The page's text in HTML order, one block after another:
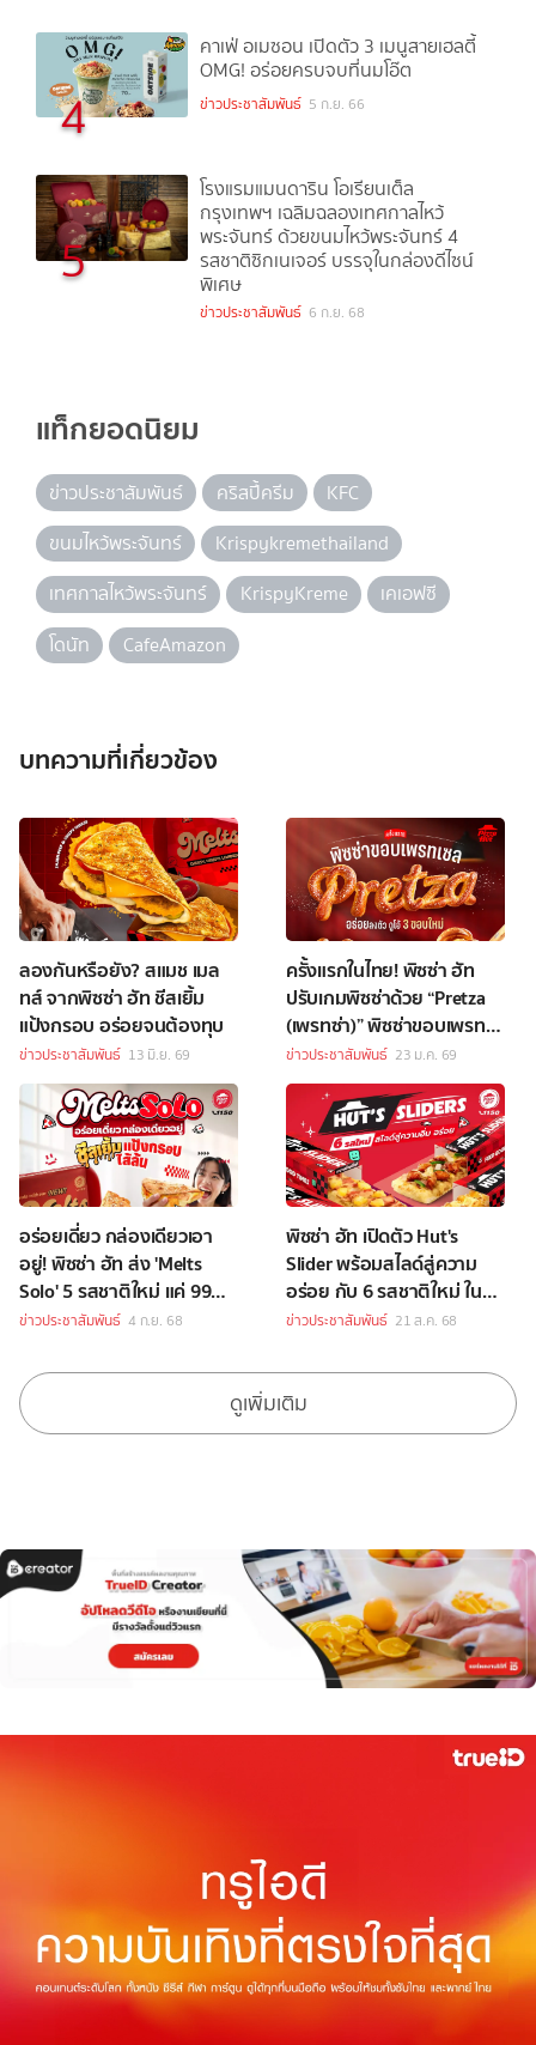
4
คาเฟ่ อเมซอน เปิดตัว 3 เมนูสายเฮลตี้
OMG! อร่อยครบจบที่นมโอ๊ต
ข่าวประชาสัมพันธ์ 5 ก.ย. 66
5
โรงแรมแมนดาริน โอเรียนเต็ล
กรุงเทพฯ เฉลิมฉลองเทศกาลไหว้
พระจันทร์ ด้วยขนมไหว้พระจันทร์ 4
รสชาติซิกเนเจอร์ บรรจุในกล่องดีไซน์
พิเศษ
ข่าวประชาสัมพันธ์ 6 ก.ย. 68
แท็กยอดนิยม
ข่าวประชาสัมพันธ์ คริสปี้ครีม
KFC
ขนมไหว้พระจันทร์
Krispykremethailand
เทศกาลไหว้พระจันทร์
KrispyKreme
เคเอฟซี
โดนัท
CafeAmazon
บทความที่เกี่ยวข้อง
ลองกันหรือยัง? สแมช เมล
ทส์ จากพิซซ่า ฮัท ชีสเยิ้ม
แป้งกรอบ อร่อยจนต้องทุบ
ข่าวประชาสัมพันธ์ 13 มิ.ย. 69
ครั้งแรกในไทย! พิซซ่า ฮัท
ปรับเกมพิซซ่าด้วย “Pretza
(เพรทซ่า)” พิซซ่าขอบเพรท
เซล
ข่าวประชาสัมพันธ์ 23 ม.ค. 69
อร่อยเดี่ยว กล่องเดียวเอา
อยู่! พิซซ่า ฮัท ส่ง 'Melts
Solo' 5 รสชาติใหม่ แค่ 99
บาท
ข่าวประชาสัมพันธ์ 4 ก.ย. 68
พิซซ่า ฮัท เปิดตัว Hut's
Slider พร้อมสไลด์สู่ความ
อร่อย กับ 6 รสชาติใหม่ ใน
ราคาเพียง 89 บาท
ข่าวประชาสัมพันธ์ 21 ส.ค. 68
ดูเพิ่มเติม